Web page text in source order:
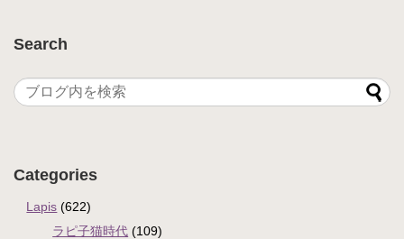
Search
Categories
Lapis (622)
ラピ子猫時代 (109)